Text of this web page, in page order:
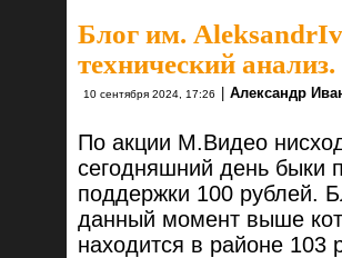
Блог им.
технический анализ.
10 сентября 2024, 17:26 | Александр
По акции М.Видео
сегодняшний день быки
поддержки 100 рублей.
данный момент выше
находится в районе 103